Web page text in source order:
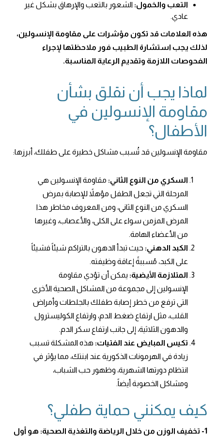
التعب والخمول: الشعور بالتعب والإرهاق بشكل غير
عادي.
هذه العلامات قد تكون مؤشرات على مقاومة الإنسولين،
لذلك يجب استشارة الطبيب فور ملاحظتها لإجراء
الفحوصات اللازمة وتقديم الرعاية المناسبة.
لماذا يجب أن نقلق بشأن
مقاومة الإنسولين في
الأطفال؟
مقاومة الإنسولين قد تُسبب مشاكل خطيرة على طفلك، أبرزها:
السكري من النوع الثاني: مقاومة الإنسولين هي
المرحلة التي تجعل الطفل مؤهلاً للإصابة بمرض
السكري من النوع الثاني، ومن المعروف مخاطر هذا
المرض المزمن سواء على الكلى، والأعصاب، وغيرها
من الأعضاء الهامة.
الكبد الدهني: حيث تبدأ الدهون بالتراكم شيئاً فشيئاً
على الكبد، مُسببةً إعاقة وظيفته.
المتلازمة الأيضية: يمكن أن تؤدي مقاومة
الإنسولين إلى مجموعة من المشاكل الصحية الأخرى
التي ترفع من خطر إصابة طفلك بالجلطات وأمراض
القلب، مثل ارتفاع ضغط الدم، وارتفاع الكوليسترول
والدهون الثلاثية، إلى جانب ارتفاع سكر الدم.
تكيس المبايض عند الفتيات: هذه المشكلة تسبب
زيادة في الهرمونات الذكورية عند ابنتك، مما يؤثر في
انتظام دورتها الشهرية، وظهور حب الشباب،
ومشاكل الخصوبة أيضاً.
كيف يمكنني حماية طفلي؟
1- تخفيف الوزن من خلال الرياضة والتغذية الصحية: هو أول